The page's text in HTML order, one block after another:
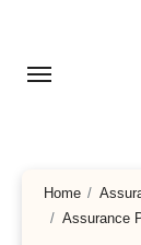
contenu
Home
Assurance